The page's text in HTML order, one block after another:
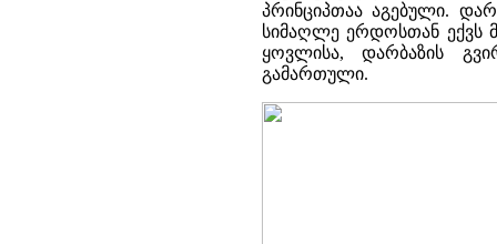
პრინციპთაა აგებული.
სიმაღლე ერდოსთან ექვს
ყოვლისა, დარბაზის
გამართული.